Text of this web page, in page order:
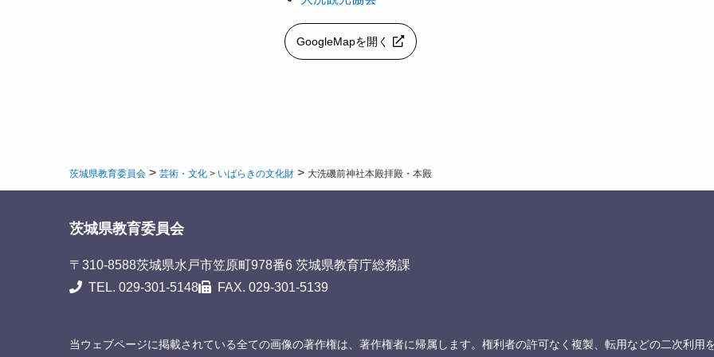
GoogleMapを開く
茨城県教育委員会 > 芸術・文化 > いばらきの文化財 > 大洗磯前神社本殿拝殿・本殿
茨城県教育委員会
〒310-8588茨城県水戸市笠原町978番6 茨城県教育庁総務課
TEL. 029-301-5148
FAX. 029-301-5139
当ウェブページに掲載されている全ての画像の著作権は、著作権者に帰属します。権利者の許可なく複製、転用などの二次利用